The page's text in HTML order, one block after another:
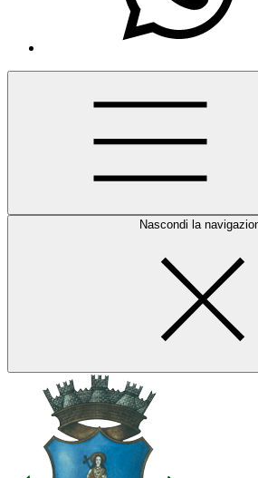
Nascondi la